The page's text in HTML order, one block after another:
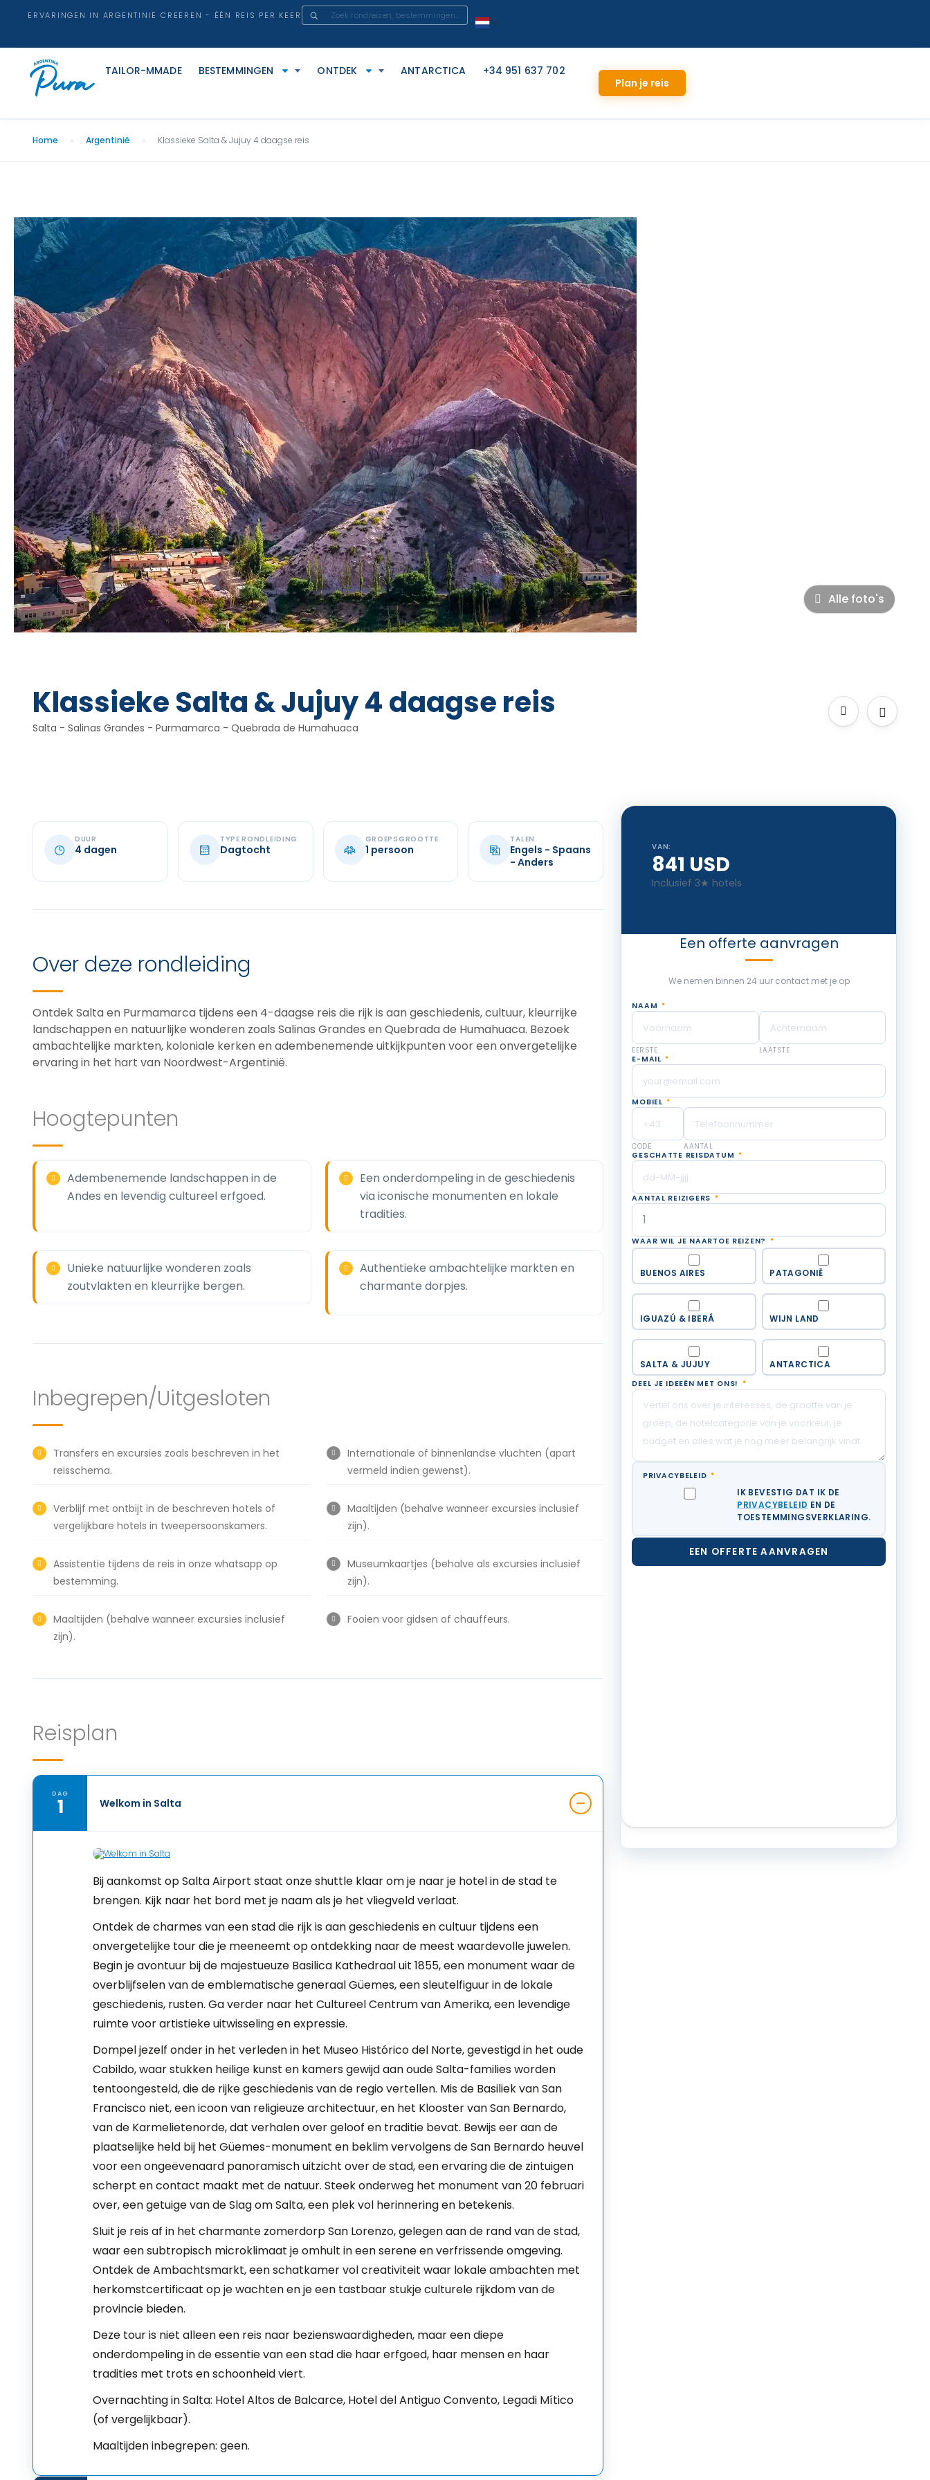
ERVARINGEN IN ARGENTINIË CREËREN - ÉÉN REIS PER KEER
TAILOR-MMADE BESTEMMINGEN ONTDEK ANTARCTICA
+34 951 637 702
Plan je reis
Home Argentinië Klassieke Salta & Jujuy 4 daagse reis
Alle foto's
Klassieke Salta & Jujuy 4 daagse reis
Salta - Salinas Grandes - Purmamarca - Quebrada de Humahuaca
DUUR
4 dagen
TYPE RONDLEIDING
Dagtocht
GROEPSGROOTTE
1 persoon
TALEN
Engels - Spaans
- Anders
Over deze rondleiding
Ontdek Salta en Purmamarca tijdens een 4-daagse reis die rijk is aan geschiedenis, cultuur, kleurrijke
landschappen en natuurlijke wonderen zoals Salinas Grandes en Quebrada de Humahuaca. Bezoek
ambachtelijke markten, koloniale kerken en adembenemende uitkijkpunten voor een onvergetelijke
ervaring in het hart van Noordwest-Argentinië.
Hoogtepunten
Adembenemende landschappen in de
Andes en levendig cultureel erfgoed.
Een onderdompeling in de geschiedenis
via iconische monumenten en lokale
tradities.
Unieke natuurlijke wonderen zoals
zoutvlakten en kleurrijke bergen.
Authentieke ambachtelijke markten en
charmante dorpjes.
Inbegrepen/Uitgesloten
Transfers en excursies zoals beschreven in het
reisschema.
Verblijf met ontbijt in de beschreven hotels of
vergelijkbare hotels in tweepersoonskamers.
Assistentie tijdens de reis in onze whatsapp op
bestemming.
Maaltijden (behalve wanneer excursies inclusief
zijn).
Internationale of binnenlandse vluchten (apart
vermeld indien gewenst).
Maaltijden (behalve wanneer excursies inclusief
zijn).
Museumkaartjes (behalve als excursies inclusief
zijn).
Fooien voor gidsen of chauffeurs.
Reisplan
DAG
1 Welkom in Salta
Bij aankomst op Salta Airport staat onze shuttle klaar om je naar je hotel in de stad te
brengen. Kijk naar het bord met je naam als je het vliegveld verlaat.
Ontdek de charmes van een stad die rijk is aan geschiedenis en cultuur tijdens een
onvergetelijke tour die je meeneemt op ontdekking naar de meest waardevolle juwelen.
Begin je avontuur bij de majestueuze Basilica Kathedraal uit 1855, een monument waar de
overblijfselen van de emblematische generaal Güemes, een sleutelfiguur in de lokale
geschiedenis, rusten. Ga verder naar het Cultureel Centrum van Amerika, een levendige
ruimte voor artistieke uitwisseling en expressie.
Dompel jezelf onder in het verleden in het Museo Histórico del Norte, gevestigd in het oude
Cabildo, waar stukken heilige kunst en kamers gewijd aan oude Salta-families worden
tentoongesteld, die de rijke geschiedenis van de regio vertellen. Mis de Basiliek van San
Francisco niet, een icoon van religieuze architectuur, en het Klooster van San Bernardo,
van de Karmelietenorde, dat verhalen over geloof en traditie bevat. Bewijs eer aan de
plaatselijke held bij het Güemes-monument en beklim vervolgens de San Bernardo heuvel
voor een ongeëvenaard panoramisch uitzicht over de stad, een ervaring die de zintuigen
scherpt en contact maakt met de natuur. Steek onderweg het monument van 20 februari
over, een getuige van de Slag om Salta, een plek vol herinnering en betekenis.
Sluit je reis af in het charmante zomerdorp San Lorenzo, gelegen aan de rand van de stad,
waar een subtropisch microklimaat je omhult in een serene en verfrissende omgeving.
Ontdek de Ambachtsmarkt, een schatkamer vol creativiteit waar lokale ambachten met
herkomstcertificaat op je wachten en je een tastbaar stukje culturele rijkdom van de
provincie bieden.
Deze tour is niet alleen een reis naar bezienswaardigheden, maar een diepe
onderdompeling in de essentie van een stad die haar erfgoed, haar mensen en haar
tradities met trots en schoonheid viert.
Overnachting in Salta: Hotel Altos de Balcarce, Hotel del Antiguo Convento, Legadi Mítico
(of vergelijkbaar).
Maaltijden inbegrepen: geen.
VAN:
841 USD
Inclusief 3★ hotels
Een offerte aanvragen
We nemen binnen 24 uur contact met je op
NAAM *
EERSTE
LAATSTE
E-MAIL *
MOBIEL *
CODE
AANTAL
GESCHATTE REISDATUM *
AANTAL REIZIGERS *
WAAR WIL JE NAARTOE REIZEN? *
BUENOS AIRES PATAGONIË
IGUAZÚ & IBERÁ WIJN LAND
SALTA & JUJUY ANTARCTICA
DEEL JE IDEEËN MET ONS! *
PRIVACYBELEID *
IK BEVESTIG DAT IK DE
PRIVACYBELEID EN DE
TOESTEMMINGSVERKLARING.
EEN OFFERTE AANVRAGEN